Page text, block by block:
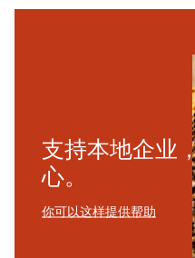
支持本地企业
心。
你可以这样提供帮助